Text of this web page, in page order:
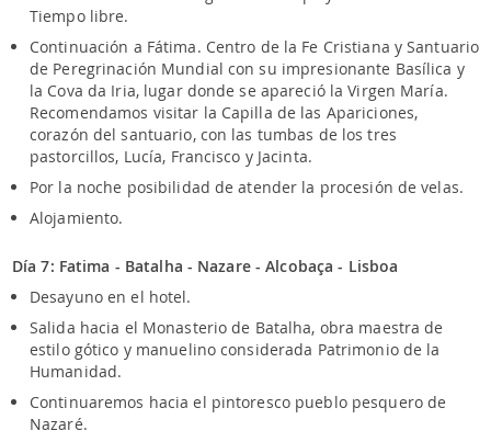
Tiempo libre.
Continuación a Fátima. Centro de la Fe Cristiana y Santuario
de Peregrinación Mundial con su impresionante Basílica y
la Cova da Iria, lugar donde se apareció la Virgen María.
Recomendamos visitar la Capilla de las Apariciones,
corazón del santuario, con las tumbas de los tres
pastorcillos, Lucía, Francisco y Jacinta.
Por la noche posibilidad de atender la procesión de velas.
Alojamiento.
Día 7: Fatima - Batalha - Nazare - Alcobaça - Lisboa
Desayuno en el hotel.
Salida hacia el Monasterio de Batalha, obra maestra de
estilo gótico y manuelino considerada Patrimonio de la
Humanidad.
Continuaremos hacia el pintoresco pueblo pesquero de
Nazaré.